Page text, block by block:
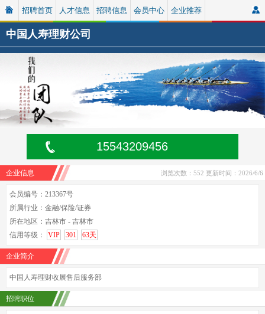
招聘首页 人才信息 招聘信息 会员中心 企业推荐
中国人寿理财公司
15543209456
更新时间：2026/6/6
浏览次数：552
企业信息
会员编号：213367号
所属行业：金融/保险/证券
所在地区：吉林市 - 吉林市
信用等级：
VIP 301 63天
企业简介
中国人寿理财收展售后服务部
招聘职位